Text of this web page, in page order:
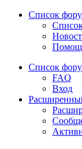
Список
Список
FAQ
Вход